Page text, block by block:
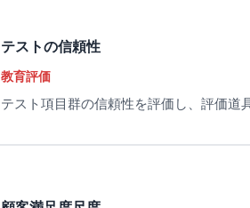
テストの信頼性
教育評価
テスト項目群の信頼性を評価し、評価道